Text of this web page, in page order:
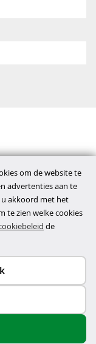
om de website te
advertenties aan te
u akkoord met het
te zien welke cookies
de